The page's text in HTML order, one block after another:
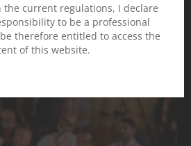
the current regulations, I declare
to be a professional
therefore entitled to access the
of this website.